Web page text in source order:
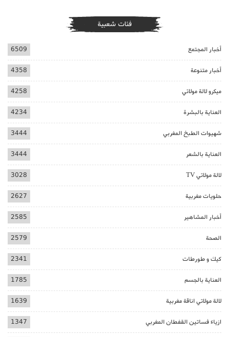
فئات شعبية
أخبار المجتمع 6509
أخبار متنوعة 4358
ميكرو لالة مولاتي 4258
العناية بالبشرة 4234
شهيوات الطبخ المغربي 3444
العناية بالشعر 3444
لالة مولاتي TV 3028
حلويات مغربية 2627
أخبار المشاهير 2585
الصحة 2579
كيك و طورطات 2341
العناية بالجسم 1785
لالة مولاتي اناقة مغربية 1639
ازياء فساتين القفطان المغربي 1347